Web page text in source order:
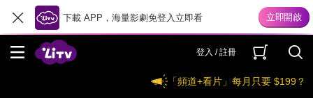
下載 APP，海量影劇免登入立即看
登入 / 註冊
「頻道+看片」每月只要 $199？